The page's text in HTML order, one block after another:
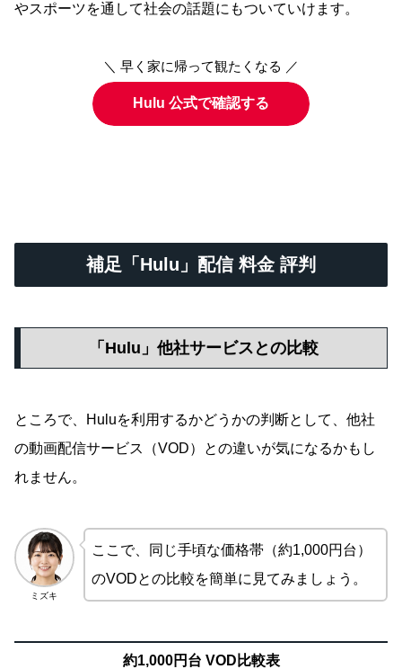
やスポーツを通して社会の話題にもついていけます。
＼ 早く家に帰って観たくなる ／
Hulu 公式で確認する
補足「Hulu」配信 料金 評判
「Hulu」他社サービスとの比較
ところで、Huluを利用するかどうかの判断として、他社
の動画配信サービス（VOD）との違いが気になるかもし
れません。
ミズキ
ここで、同じ手頃な価格帯（約1,000円台）
のVODとの比較を簡単に見てみましょう。
約1,000円台 VOD比較表